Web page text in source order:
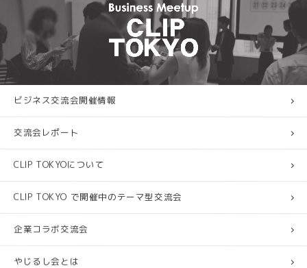
ビジネス交流会開催情報
交流会レポート
CLIP TOKYOについて
CLIP TOKYO で開催中のテーマ型交流会
企業コラボ交流会
やじるし会とは